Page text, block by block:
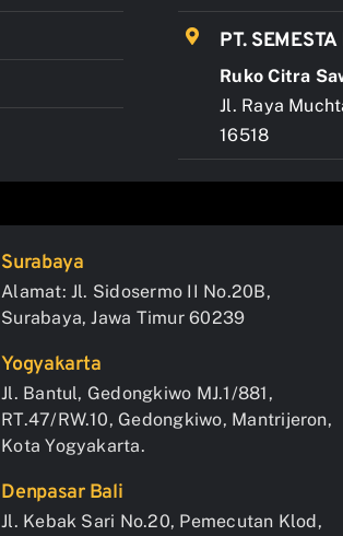
PT.
Ruko Citra
Jl. Raya
16518
Surabaya
Alamat: Jl. Sidosermo II No.20B,
Surabaya, Jawa Timur 60239
Yogyakarta
Jl. Bantul, Gedongkiwo MJ.1/881,
RT.47/RW.10, Gedongkiwo, Mantrijeron,
Kota Yogyakarta.
Denpasar Bali
Jl. Kebak Sari No.20, Pemecutan Klod,